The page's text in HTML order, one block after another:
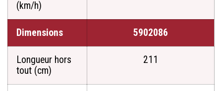
(km/h)
Dimensions 5902086
Longueur hors
tout (cm)
211